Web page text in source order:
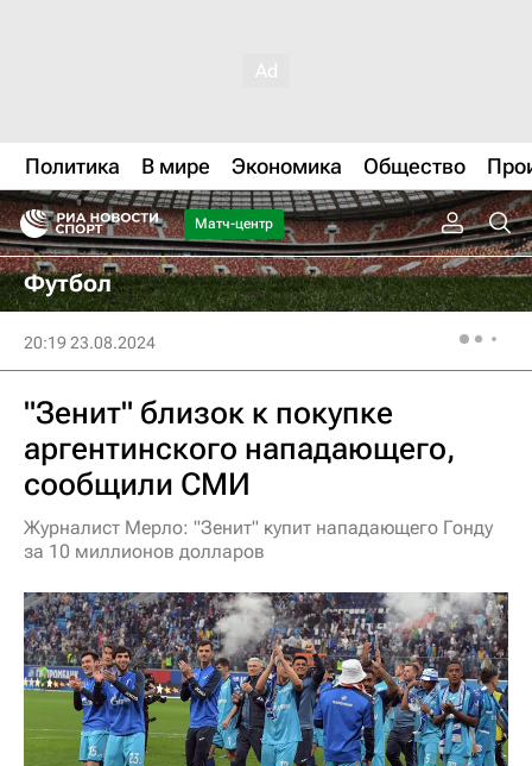
Политика В мире Экономика Общество
Матч-центр
Футбол
20:19 23.08.2024
"Зенит" близок к покупке
аргентинского нападающего,
сообщили СМИ
Журналист Мерло: "Зенит" купит нападающего Гонду
за 10 миллионов долларов